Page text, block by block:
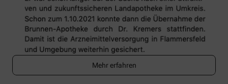
Mehr erfahren